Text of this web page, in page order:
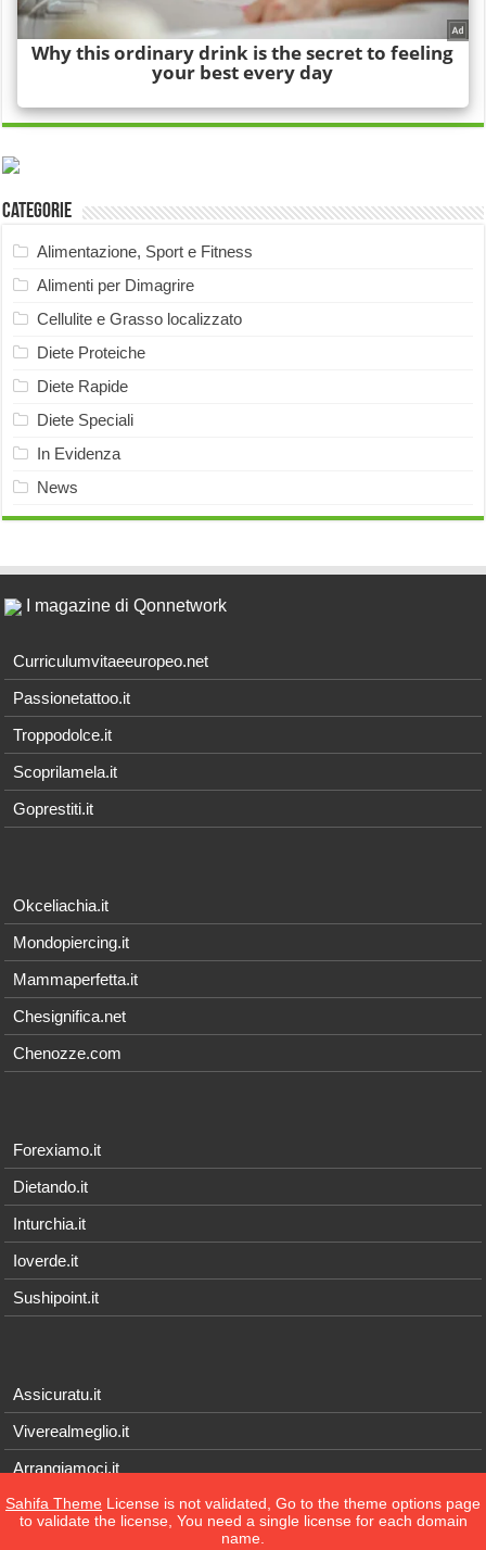
Categorie
Alimentazione, Sport e Fitness
Alimenti per Dimagrire
Cellulite e Grasso localizzato
Diete Proteiche
Diete Rapide
Diete Speciali
In Evidenza
News
I magazine di Qonnetwork
Curriculumvitaeeuropeo.net
Passionetattoo.it
Troppodolce.it
Scoprilamela.it
Goprestiti.it
Okceliachia.it
Mondopiercing.it
Mammaperfetta.it
Chesignifica.net
Chenozze.com
Forexiamo.it
Dietando.it
Inturchia.it
Ioverde.it
Sushipoint.it
Assicuratu.it
Viverealmeglio.it
Arrangiamoci.it
Tecnichef.it
Sahifa Theme License is not validated, Go to the theme options page
to validate the license, You need a single license for each domain
name.